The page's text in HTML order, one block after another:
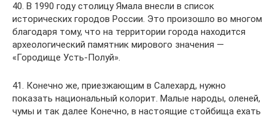
40. В 1990 году столицу Ямала внесли в список
исторических городов России. Это произошло во многом
благодаря тому, что на территории города находится
археологический памятник мирового значения —
«Городище Усть-Полуй».
41. Конечно же, приезжающим в Салехард, нужно
показать национальный колорит. Малые народы, оленей,
чумы и так далее Конечно, в настоящие стойбища ехать